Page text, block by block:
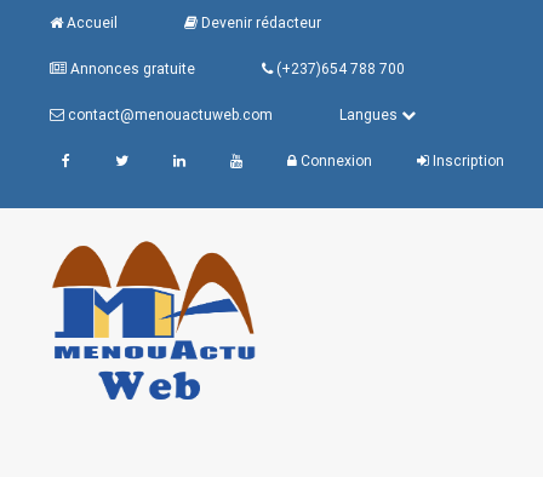
Accueil Devenir rédacteur
Annonces gratuite (+237)654 788 700
contact@menouactuweb.com Langues
Connexion Inscription